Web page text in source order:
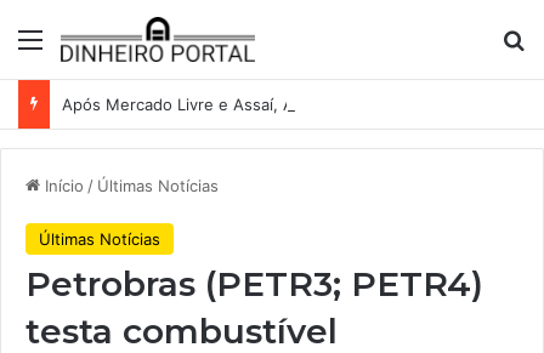
Menu
Início / Últimas Notícias
Últimas Notícias
Petrobras (PETR3; PETR4)
testa combustível